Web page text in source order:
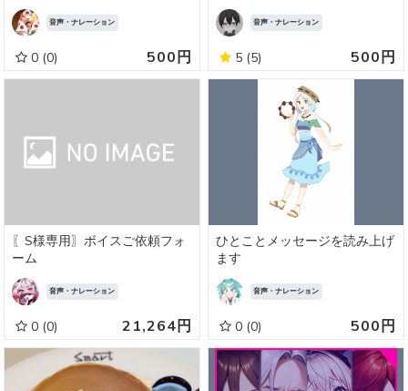
音声・ナレーション
0 (0) 500円
音声・ナレーション
5 (5) 500円
〖S様専用〗ボイスご依頼フォ
ーム
音声・ナレーション
0 (0) 21,264円
ひとことメッセージを読み上げ
ます
音声・ナレーション
0 (0) 500円